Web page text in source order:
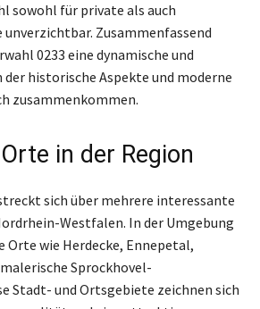
sowohl für private als auch
Zusammenfassend
0233 eine dynamische und
der historische Aspekte und moderne
zusammenkommen.
in der Region
sich über mehrere interessante
Westfalen. In der Umgebung
Orte wie Herdecke, Ennepetal,
Sprockhovel-
Stadt- und Ortsgebiete zeichnen sich